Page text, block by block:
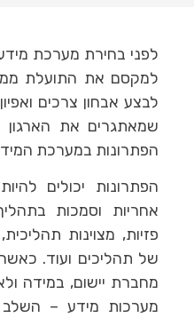
לפני בחירת מערכת
למקסם את התועלת
לבצע אבחון צרכים
שמאתגרים את הארגון
הפתרונות במערכת
הפתרונות יכולים
אחריות וסמכות
פזיות, מצוינות תהליכית,
של תהליכים ועוד.
מחברת יישום, במידה
מערכות מידע –